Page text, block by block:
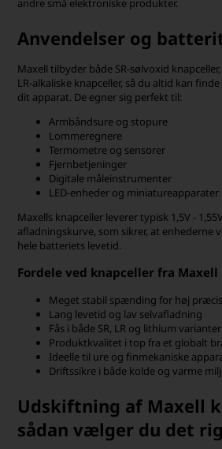
andre små elektroniske produkter.
Anvendelser og
Maxell tilbyder både SR-sølvoxid
LR-alkaliske knapceller, så du altid kan
dit apparat. De egner sig perfekt til:
Armbåndsure og stopure
Lommeregnere
Termometre og sensorer
Fjernbetjeninger
Digitale måleinstrumenter
LED-enheder og miniatureapparater
Maxells knapceller leverer typisk 1,5V -
afladningskurve, som sikrer, at enhederne
hele batteriets levetid.
Fordele ved knapceller fra Maxell
Meget stabil spænding for høj
Lang levetid og lav selvafladning
Fås i både SR, LR og lithium varianter
Produktkvalitet i top fra et globalt
Ideelle til ure og finmekaniske
Driftssikre i både kolde og varme
Udskiftning af Maxell
sådan vælger du det